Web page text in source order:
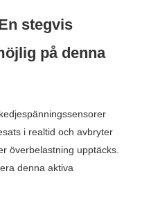
stegvis
på denna
i realtid och avbryter
överbelastning upptäcks.
denna aktiva